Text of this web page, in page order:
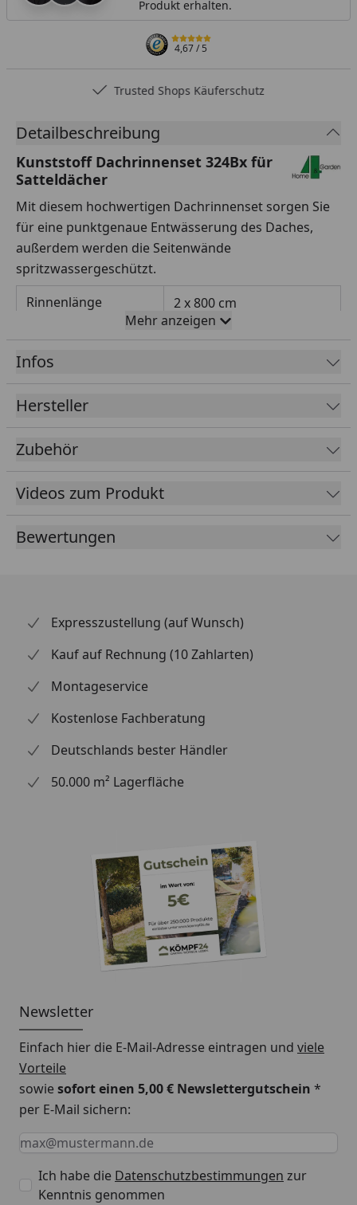
Produkt erhalten.
4,67/ 5
Trusted Shops Käuferschutz
Detailbeschreibung
Kunststoff Dachrinnenset 324Bx für
Satteldächer
Mit diesem hochwertigen Dachrinnenset sorgen Sie
für eine punktgenaue Entwässerung des Daches,
außerdem werden die Seitenwände
spritzwassergeschützt.
Rinnenlänge
2 x 800 cm
Fallrohrdurchmesser
60 mm
Material
Farbe
Lieferumfang
Rinnenrohre
Montageanleitung
Optional erhältlich
(siehe Reiter
"Zubehör")
Regensammler mit
Überlaufstopp jeweils für
Wasserspeier
Hinweis: Für die Montage werden Traufbretter
Montageanleitung Wulstrinne Typ 300
(Rinnenbreite 125 mm)
Mehr anzeigen
Infos
Hersteller
Zubehör
Videos zum Produkt
Bewertungen
Expresszustellung (auf Wunsch)
Kauf auf Rechnung (10 Zahlarten)
Montageservice
Kostenlose Fachberatung
Deutschlands bester Händler
50.000 m² Lagerfläche
Newsletter
Einfach hier die E-Mail-Adresse eintragen und viele
Vorteile
sowiesofort einen 5,00 € Newslettergutschein *
per E-Mail sichern:
Keine Eingabe erforderlich
Eingabe erforderlich
E-Mail *
Ich habe die Datenschutzbestimmungen zur
Kenntnis genommen